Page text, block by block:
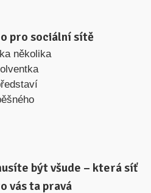
pro sociální sítě
několika
být všude – která síť
vás ta pravá